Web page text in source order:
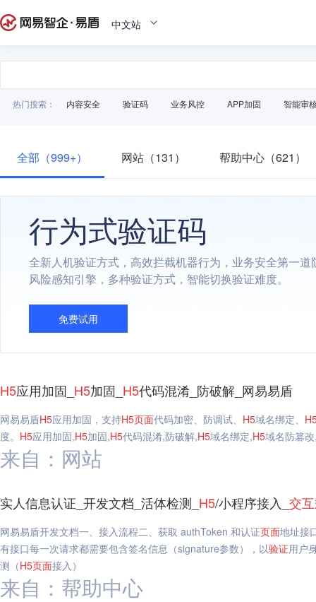
中文站
热门搜索： 内容安全 验证码 业务风控 APP加固 智能审
全部（999+） 网站（131） 帮助中心（621）
行为式验证码
全新人机验证方式，高效拦截机器行为，业务安全第一道
风险感知引擎，多种验证方式，智能切换验证难度。
免费试用
H5应用加固_ H5加固_ H5代码混淆_防破解_网易易盾
网易易盾H5应用加固，支持H5页面代码加密、防调试、 H5域名绑定、
度。 H5应用加固,H5加固,H5代码混淆,防破解,H5域名绑定,H5域名防篡
来自：网站
实人信息认证_开发文档_活体检测_ H5/小程序接入_ 交
网易易盾开发文档一、接入流程二、获取 authToken 和认证页面地址接
有接口每一次请求都需要包含签名信息（signature参数），以验证用户
测（H5页面接入）
来自：帮助中心